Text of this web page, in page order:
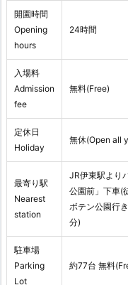
開園時間
Opening
hours
24時間
入場料
Admission
fee
無料(Free)
定休日
Holiday
無休(Open all
最寄り駅
Nearest
station
JR伊東駅より
公園前」下車(
ボテン公園行
分)
駐車場
Parking
Lot
約77台 無料